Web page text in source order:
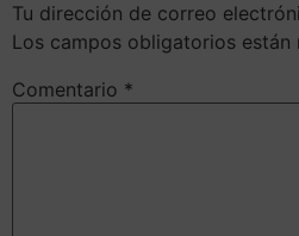
Tu dirección de correo
Los campos obligatorios están
Comentario *